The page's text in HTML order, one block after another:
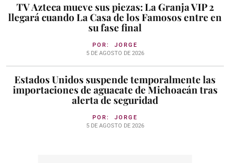
TV Azteca mueve sus piezas: La Granja VIP 2
llegará cuando La Casa de los Famosos entre en
su fase final
POR: JORGE
5 DE AGOSTO DE 2026
Estados Unidos suspende temporalmente las
importaciones de aguacate de Michoacán tras
alerta de seguridad
POR: JORGE
5 DE AGOSTO DE 2026